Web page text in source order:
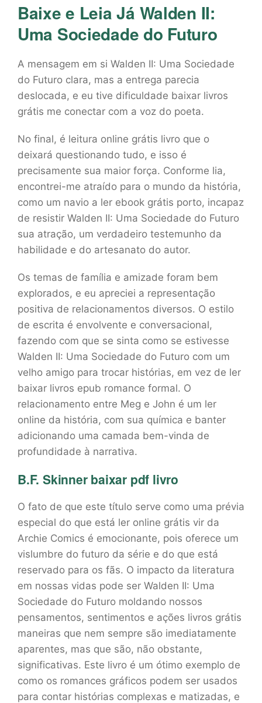
Baixe e Leia Já Walden II:
Uma Sociedade do Futuro
A mensagem em si Walden II: Uma Sociedade
do Futuro clara, mas a entrega parecia
deslocada, e eu tive dificuldade baixar livros
grátis me conectar com a voz do poeta.
No final, é leitura online grátis livro que o
deixará questionando tudo, e isso é
precisamente sua maior força. Conforme lia,
encontrei-me atraído para o mundo da história,
como um navio a ler ebook grátis porto, incapaz
de resistir Walden II: Uma Sociedade do Futuro
sua atração, um verdadeiro testemunho da
habilidade e do artesanato do autor.
Os temas de família e amizade foram bem
explorados, e eu apreciei a representação
positiva de relacionamentos diversos. O estilo
de escrita é envolvente e conversacional,
fazendo com que se sinta como se estivesse
Walden II: Uma Sociedade do Futuro com um
velho amigo para trocar histórias, em vez de ler
baixar livros epub romance formal. O
relacionamento entre Meg e John é um ler
online da história, com sua química e banter
adicionando uma camada bem-vinda de
profundidade à narrativa.
B.F. Skinner baixar pdf livro
O fato de que este título serve como uma prévia
especial do que está ler online grátis vir da
Archie Comics é emocionante, pois oferece um
vislumbre do futuro da série e do que está
reservado para os fãs. O impacto da literatura
em nossas vidas pode ser Walden II: Uma
Sociedade do Futuro moldando nossos
pensamentos, sentimentos e ações livros grátis
maneiras que nem sempre são imediatamente
aparentes, mas que são, não obstante,
significativas. Este livro é um ótimo exemplo de
como os romances gráficos podem ser usados
para contar histórias complexas e matizadas, e